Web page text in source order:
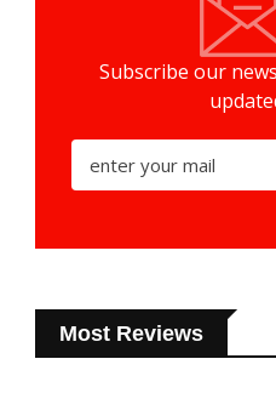
Subscribe our
Most Reviews